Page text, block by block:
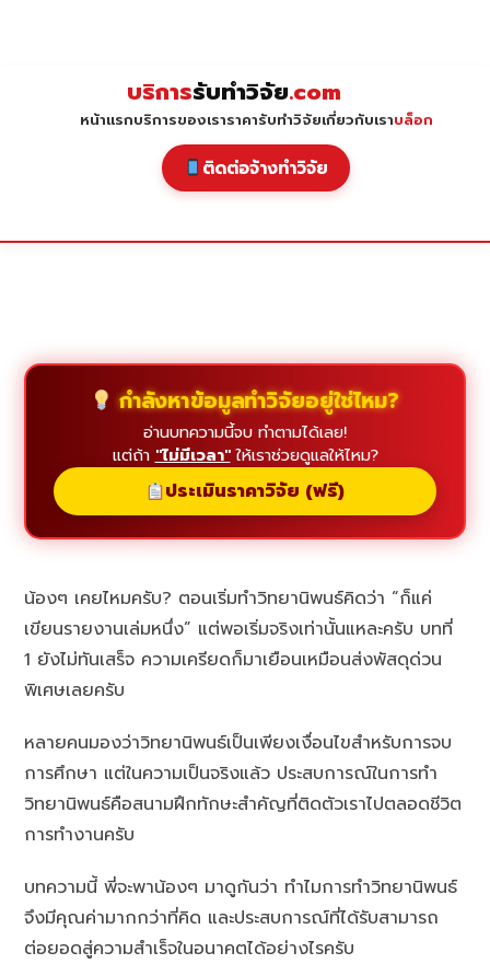
บริการรับทำวิจัย.com
หน้าแรกบริการของเราราคารับทำวิจัยเกี่ยวกับเราบล็อก
ติดต่อจ้างทำวิจัย
กำลังหาข้อมูลทำวิจัยอยู่ใช่ไหม?
อ่านบทความนี้จบ ทำตามได้เลย!
แต่ถ้า "ไม่มีเวลา"ให้เราช่วยดูแลให้ไหม?
ประเมินราคาวิจัย (ฟรี)
น้องๆ เคยไหมครับ? ตอนเริ่มทำวิทยานิพนธ์คิดว่า “ก็แค่
เขียนรายงานเล่มหนึ่ง” แต่พอเริ่มจริงเท่านั้นแหละครับ บทที่
1 ยังไม่ทันเสร็จ ความเครียดก็มาเยือนเหมือนส่งพัสดุด่วน
พิเศษเลยครับ
หลายคนมองว่าวิทยานิพนธ์เป็นเพียงเงื่อนไขสำหรับการจบ
การศึกษา แต่ในความเป็นจริงแล้ว ประสบการณ์ในการทำ
วิทยานิพนธ์คือสนามฝึกทักษะสำคัญที่ติดตัวเราไปตลอดชีวิต
การทำงานครับ
บทความนี้ พี่จะพาน้องๆ มาดูกันว่า ทำไมการทำวิทยานิพนธ์
จึงมีคุณค่ามากกว่าที่คิด และประสบการณ์ที่ได้รับสามารถ
ต่อยอดสู่ความสำเร็จในอนาคตได้อย่างไรครับ